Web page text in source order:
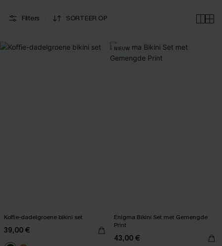
Filters SORTEER OP
Koffie-dadelgroene bikini set
39,00 €
NIEUW
Enigma Bikini Set met Gemengde
Print
43,00 €